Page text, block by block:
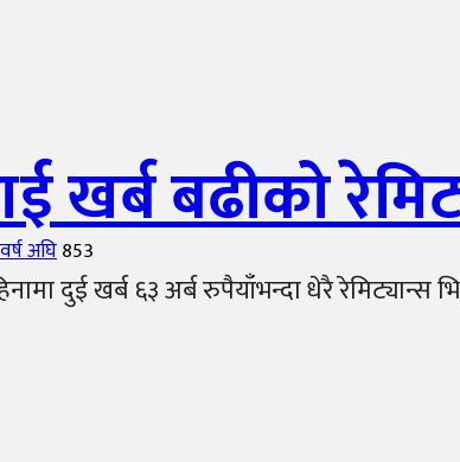
खर्ब बढीको
अघि853
दुई खर्ब ६३ अर्ब रुपैयाँभन्दा धेरै रेमिट्यान्स